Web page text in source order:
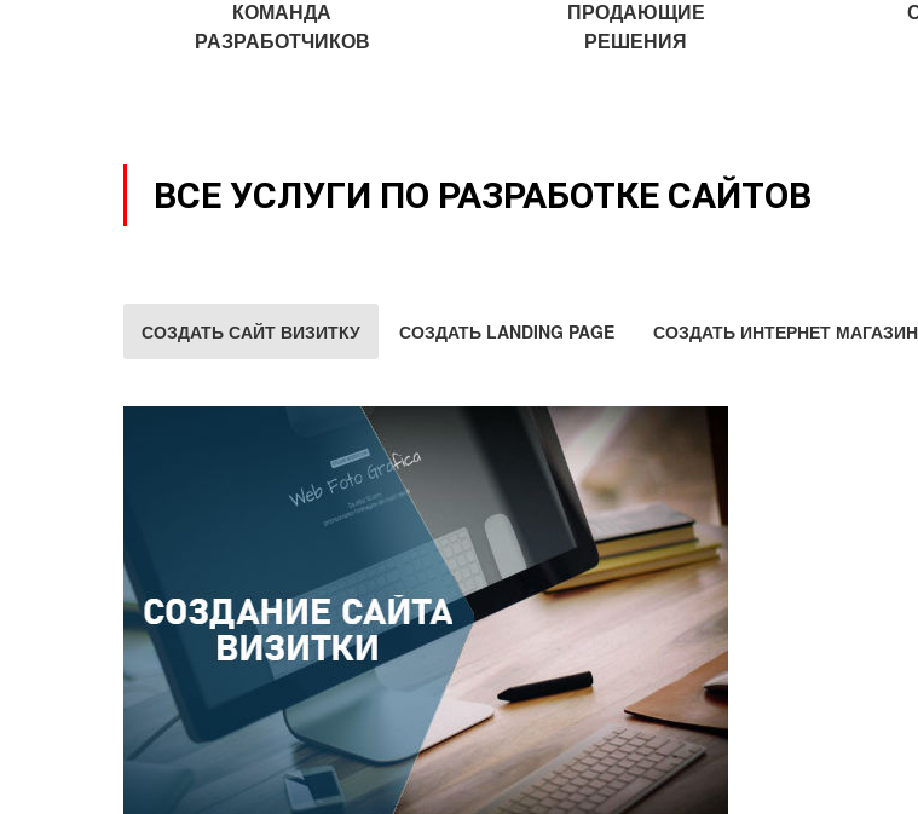
КОМАНДА
РАЗРАБОТЧИКОВ
ПРОДАЮЩИЕ
РЕШЕНИЯ
ВСЕ УСЛУГИ ПО РАЗРАБОТКЕ САЙТОВ
СОЗДАТЬ САЙТ ВИЗИТКУ СОЗДАТЬ LANDING PAGE СОЗДАТЬ ИНТЕРНЕТ МАГАЗИН